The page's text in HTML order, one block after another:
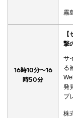
霧
16時10分～16
時50分
撃
サ
る
発
ブ
株